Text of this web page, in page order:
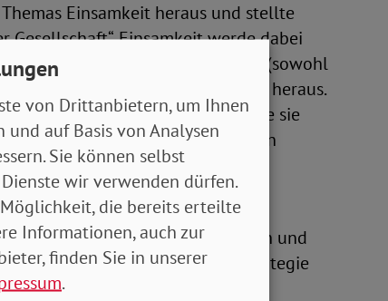
Einsamkeit heraus und stellte
Einsamkeit werde dabei
Krankheit, Pflegebedürftigkeit (sowohl
und Langzeitarbeitslosigkeit heraus.
zur Vereinsamung. Hier wolle sie
Familien mehr Teilhabechancen
Anlauforte, an denen sie sich
liegen – also wohnortnah und
werde ihr Ministerium eine Strategie
an.
von Drittanbietern, um Ihnen
auf Basis von Analysen
Sie können selbst
wir verwenden dürfen.
die bereits erteilte
Informationen, auch zur
finden Sie in unserer
.